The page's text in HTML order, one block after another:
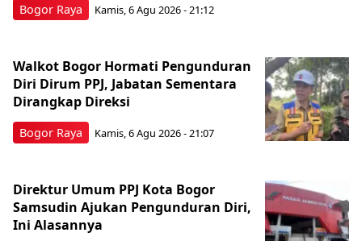
Bogor Raya Kamis, 6 Agu 2026 - 21:12
Bogor Raya
Walkot Bogor Hormati Pengunduran
Diri Dirum PPJ, Jabatan Sementara
Dirangkap Direksi
Kamis, 6 Agu 2026 - 21:07
Direktur Umum PPJ Kota Bogor
Samsudin Ajukan Pengunduran Diri,
Ini Alasannya